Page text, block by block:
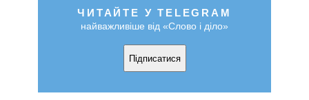
ЧИТАЙТЕ У TELEGRAM
найважливіше від «Слово і діло»
Підписатися